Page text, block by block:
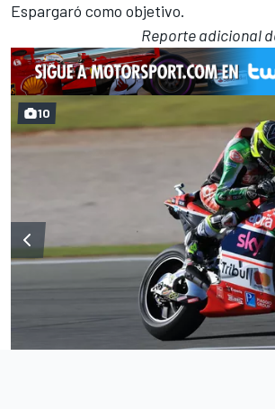
Espargaró como objetivo.
Reporte adicional
10